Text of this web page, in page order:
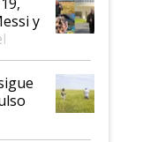
y